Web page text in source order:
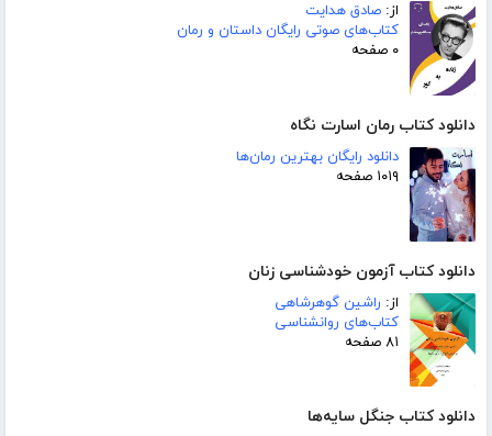
از: صادق هدایت
کتاب‌های صوتی رایگان داستان و رمان
۰ صفحه
دانلود کتاب رمان اسارت نگاه
دانلود رایگان بهترین رمان‌ها
۱۰۱۹ صفحه
دانلود کتاب آزمون خودشناسی زنان
از: راشین گوهرشاهی
کتاب‌های روانشناسی
۸۱ صفحه
دانلود کتاب جنگل سایه‌ها